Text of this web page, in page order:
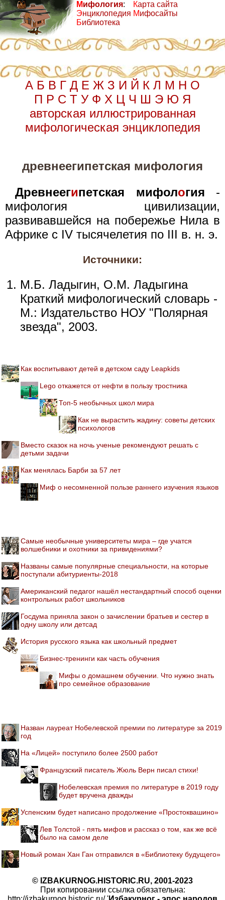
Мифология:
Энциклопедия
Библиотека
Карта сайта
Мифосайты
А Б В Г Д Е Ж З И Й К Л М Н О
П Р С Т У Ф Х Ц Ч Ш Э Ю Я
авторская иллюстрированная
мифологическая энциклопедия
древнеегипетская мифология
Древнеегипетская мифология -
мифология цивилизации,
развивавшейся на побережье Нила в
Африке с IV тысячелетия по III в. н. э.
Источники:
М.Б. Ладыгин, О.М. Ладыгина
Краткий мифологический словарь -
М.: Издательство НОУ "Полярная
звезда", 2003.
Как воспитывают детей в детском саду Leapkids
Lego откажется от нефти в пользу тростника
Топ-5 необычных школ мира
Как не вырастить жадину: советы детских
психологов
Вместо сказок на ночь ученые рекомендуют решать с
детьми задачи
Как менялась Барби за 57 лет
Миф о несомненной пользе раннего изучения языков
Самые необычные университеты мира – где учатся
волшебники и охотники за привидениями?
Названы самые популярные специальности, на которые
поступали абитуриенты-2018
Американский педагог нашёл нестандартный способ оценки
контрольных работ школьников
Госдума приняла закон о зачислении братьев и сестер в
одну школу или детсад
История русского языка как школьный предмет
Бизнес-тренинги как часть обучения
Мифы о домашнем обучении. Что нужно знать
про семейное образование
Назван лауреат Нобелевской премии по литературе за 2019
год
На «Лицей» поступило более 2500 работ
Французский писатель Жюль Верн писал стихи!
Нобелевская премия по литературе в 2019 году
будет вручена дважды
Успенским будет написано продолжение «Простоквашино»
Лев Толстой - пять мифов и рассказ о том, как же всё
было на самом деле
Новый роман Хан Ган отправился в «Библиотеку будущего»
© IZBAKURNOG.HISTORIC.RU, 2001-2023
При копировании ссылка обязательна: